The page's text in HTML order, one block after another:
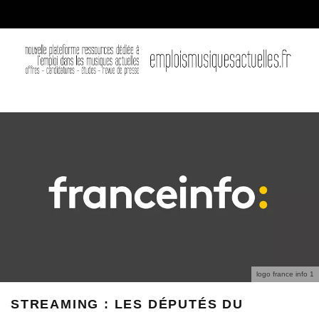
logo france info 1
STREAMING : LES DÉPUTÉS DU